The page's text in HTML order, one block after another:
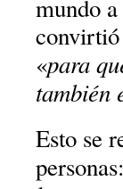
mundo
«para
también
Esto se